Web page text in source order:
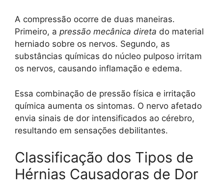
A compressão ocorre de duas maneiras.
Primeiro, a pressão mecânica direta do material
herniado sobre os nervos. Segundo, as
substâncias químicas do núcleo pulposo irritam
os nervos, causando inflamação e edema.
Essa combinação de pressão física e irritação
química aumenta os sintomas. O nervo afetado
envia sinais de dor intensificados ao cérebro,
resultando em sensações debilitantes.
Classificação dos Tipos de
Hérnias Causadoras de Dor